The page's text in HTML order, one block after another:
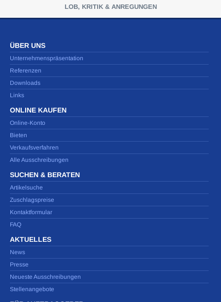
LOB, KRITIK & ANREGUNGEN
ÜBER UNS
Unternehmenspräsentation
Referenzen
Downloads
Links
ONLINE KAUFEN
Online-Konto
Bieten
Verkaufsverfahren
Alle Ausschreibungen
SUCHEN & BERATEN
Artikelsuche
Zuschlagspreise
Kontaktformular
FAQ
AKTUELLES
News
Presse
Neueste Ausschreibungen
Stellenangebote